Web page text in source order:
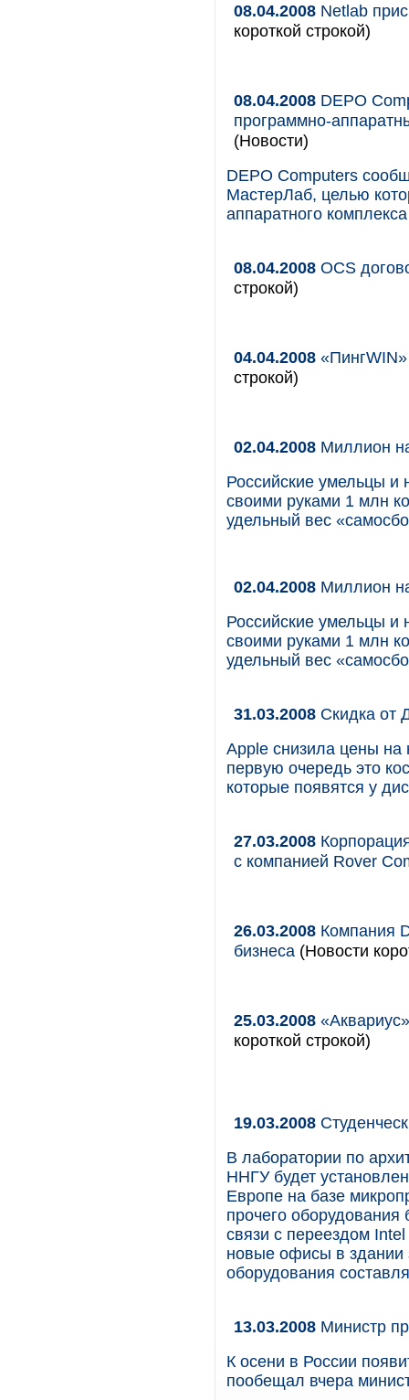
08.04.2008 Netlab
короткой строкой)
08.04.2008 DEPO
программно-
(Новости)
DEPO Computers
МастерЛаб, целью
аппаратного
08.04.2008 OCS
строкой)
04.04.2008
строкой)
02.04.2008 Миллион
Российские умельцы
своими руками 1 млн
удельный вес
02.04.2008 Миллион
Российские умельцы
своими руками 1 млн
удельный вес
31.03.2008 Скидка от
Apple снизила цены
первую очередь это
которые появятся у
27.03.2008
с компанией Rover
26.03.2008 Компания
бизнеса (Новости
25.03.2008
короткой строкой)
19.03.2008
В лаборатории по
ННГУ будет
Европе на базе
прочего
связи с переездом
новые офисы в здании
оборудования
13.03.2008 Министр
К осени в России
пообещал вчера